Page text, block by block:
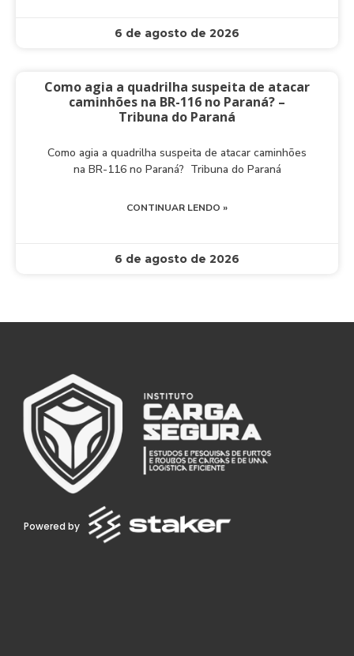
6 de agosto de 2026
Como agia a quadrilha suspeita de atacar
caminhões na BR-116 no Paraná? –
Tribuna do Paraná
Como agia a quadrilha suspeita de atacar caminhões
na BR-116 no Paraná? Tribuna do Paraná
CONTINUAR LENDO »
6 de agosto de 2026
Powered by